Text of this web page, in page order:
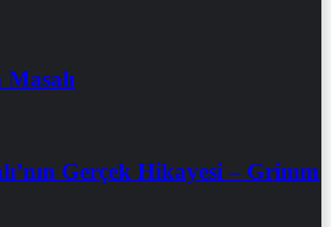
Gerçek Hikayesi – Grimm